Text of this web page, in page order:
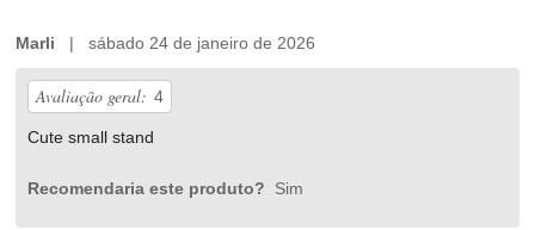
Marli | sábado 24 de janeiro de 2026
Avaliação geral: 4
Cute small stand
Recomendaria este produto? Sim